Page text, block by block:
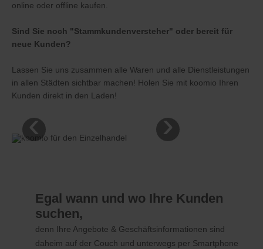
online oder offline kaufen.
Sind Sie noch "Stammkundenversteher" oder bereit für
neue Kunden?
Lassen Sie uns zusammen alle Waren und alle Dienstleistungen
in allen Städten sichtbar machen! Holen Sie mit koomio Ihren
Kunden direkt in den Laden!
‹ ›
Egal wann und wo Ihre Kunden
suchen,
denn Ihre Angebote & Geschäftsinformationen sind
daheim auf der Couch und unterwegs per Smartphone